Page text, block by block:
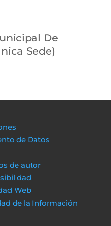
De
Sede)
de Datos
de autor
Web
de la Información